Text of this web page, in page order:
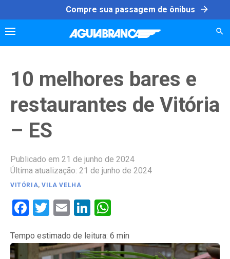
to
content
Compre sua passagem de ônibus arrow_forward
10 melhores bares e
restaurantes de Vitória
– ES
Publicado em 21 de junho de 2024
Última atualização: 21 de junho de 2024
VITÓRIA,VILA VELHA
Facebook
Twitter
EmailLinkedIn
Tempo estimado de leitura: 6 min